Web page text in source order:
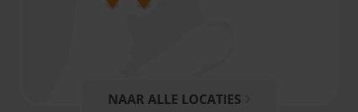
NAAR ALLE LOCATIES